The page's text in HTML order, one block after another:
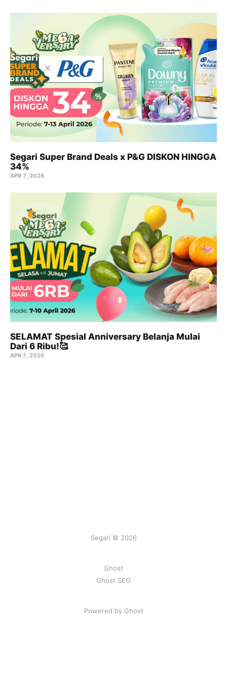
Segari Super Brand Deals x P&G DISKON HINGGA
34%
APR 7, 2026
SELAMAT Spesial Anniversary Belanja Mulai
Dari 6 Ribu!🥰
APR 7, 2026
Segari © 2026
Ghost
Ghost SEO
Powered by Ghost